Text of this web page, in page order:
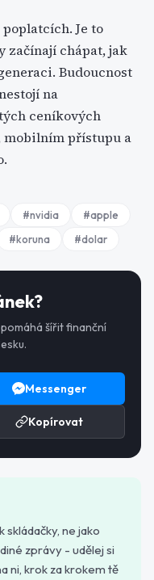
Je to
začínají chápat, jak
Budoucnost
na
ceníkových
mobilním přístupu a
#nvidia #apple
#koruna #dolar
šířit finanční
Messenger
Kopírovat
skládačky, ne jako
zprávy - udělej si
ni, krok za krokem tě